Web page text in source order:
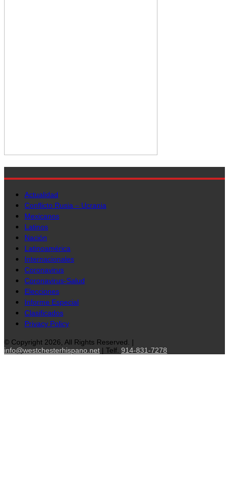
Actualidad
Conflicto Rusia – Ucrania
Mexicanos
Latinos
Nación
Latinoamérica
Internacionales
Coronavirus
Coronavirus-Salud
Elecciones
Informe Especial
Clasificados
Privacy Policy
© Copyright 2026, All Rights Reserved. |
info@westchesterhispano.net | Telf. 914-831-7278